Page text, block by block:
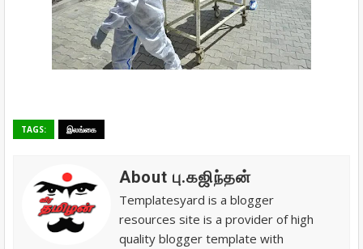
TAGS: இலங்கை
About பு.கஜிந்தன்
Templatesyard is a blogger
resources site is a provider of high
quality blogger template with